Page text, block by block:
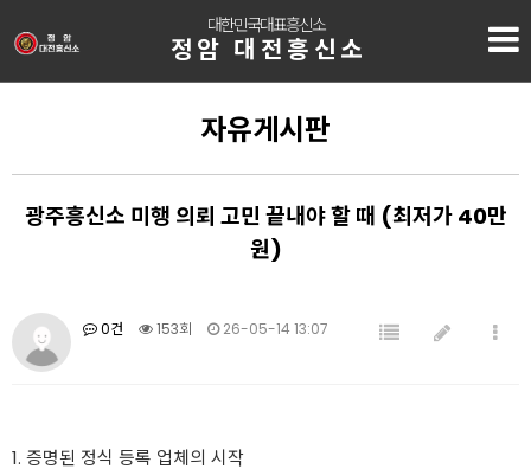
대한민국대표흥신소
정암 대전흥신소
자유게시판
광주흥신소 미행 의뢰 고민 끝내야 할 때 (최저가 40만
원)
0건 153회 26-05-14 13:07
1. 증명된 정식 등록 업체의 시작